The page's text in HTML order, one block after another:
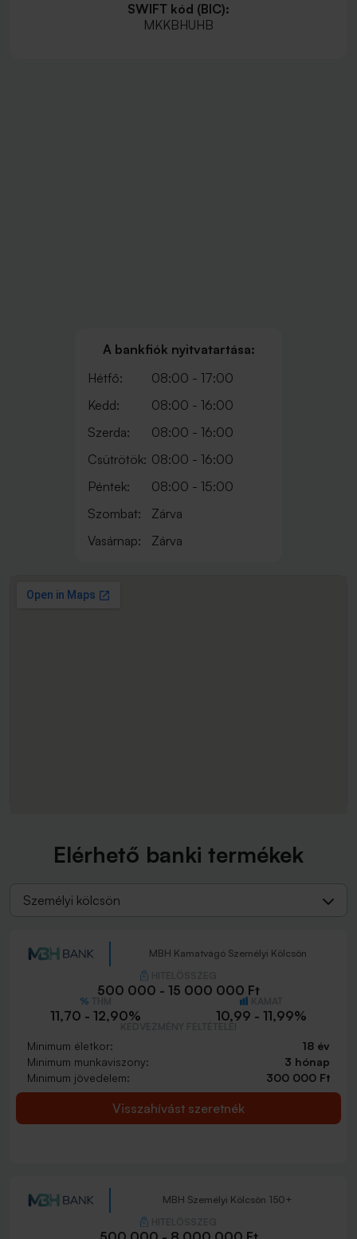
SWIFT kód (BIC):
MKKBHUHB
A bankfiók nyitvatartása:
Hétfő:
08:00 - 17:00
Kedd:
08:00 - 16:00
Szerda:
08:00 - 16:00
Csütrötök: 08:00 - 16:00
Péntek:
08:00 - 15:00
Szombat:
Zárva
Vasárnap:
Zárva
Elérhető banki termékek
Személyi kölcsön
MBH Kamatvágó Személyi Kölcsön
500 000 - 15 000 000 Ft
11,70 - 12,90% 10,99 - 11,99%
Minimum életkor:
18 év
Minimum munkaviszony:
3 hónap
Minimum jövedelem:
300 000 Ft
Visszahívást szeretnék
MBH Személyi Kölcsön 150+